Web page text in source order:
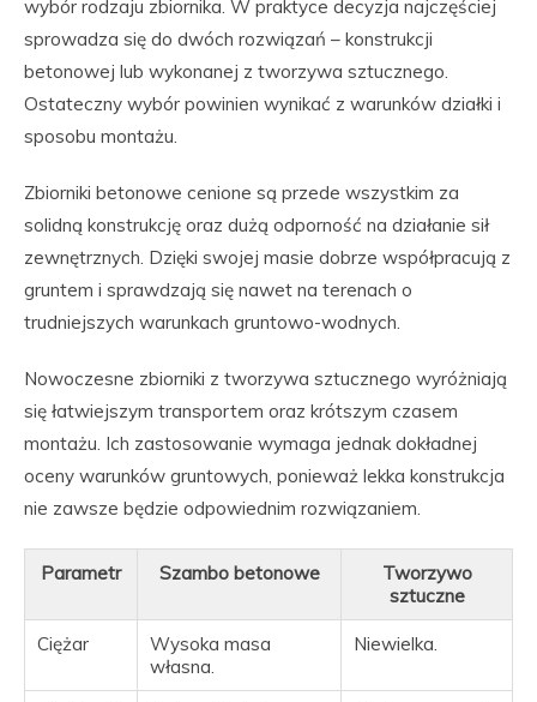
wybór rodzaju zbiornika. W praktyce decyzja najczęściej
sprowadza się do dwóch rozwiązań – konstrukcji
betonowej lub wykonanej z tworzywa sztucznego.
Ostateczny wybór powinien wynikać z warunków działki i
sposobu montażu.
Zbiorniki betonowe cenione są przede wszystkim za
solidną konstrukcję oraz dużą odporność na działanie sił
zewnętrznych. Dzięki swojej masie dobrze współpracują z
gruntem i sprawdzają się nawet na terenach o
trudniejszych warunkach gruntowo-wodnych.
Nowoczesne zbiorniki z tworzywa sztucznego wyróżniają
się łatwiejszym transportem oraz krótszym czasem
montażu. Ich zastosowanie wymaga jednak dokładnej
oceny warunków gruntowych, ponieważ lekka konstrukcja
nie zawsze będzie odpowiednim rozwiązaniem.
Parametr Szambo betonowe
Tworzywo
sztuczne
Ciężar
Wysoka masa
własna.
Niewielka.